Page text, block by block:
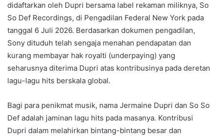
didaftarkan oleh Dupri bersama label rekaman miliknya, So
So Def Recordings, di Pengadilan Federal New York pada
tanggal 6 Juli 2026. Berdasarkan dokumen pengadilan,
Sony dituduh telah sengaja menahan pendapatan dan
kurang membayar hak royalti (underpaying) yang
seharusnya diterima Dupri atas kontribusinya pada deretan
lagu-lagu hits berskala global.
Bagi para penikmat musik, nama Jermaine Dupri dan So So
Def adalah jaminan lagu hits pada masanya. Kontribusi
Dupri dalam melahirkan bintang-bintang besar dan